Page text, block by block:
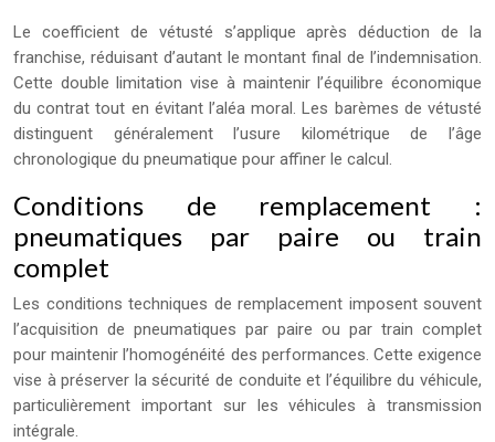
Le coefficient de vétusté s’applique après déduction de la
franchise, réduisant d’autant le montant final de l’indemnisation.
Cette double limitation vise à maintenir l’équilibre économique
du contrat tout en évitant l’aléa moral. Les barèmes de vétusté
distinguent généralement l’usure kilométrique de l’âge
chronologique du pneumatique pour affiner le calcul.
Conditions de remplacement :
pneumatiques par paire ou train
complet
Les conditions techniques de remplacement imposent souvent
l’acquisition de pneumatiques par paire ou par train complet
pour maintenir l’homogénéité des performances. Cette exigence
vise à préserver la sécurité de conduite et l’équilibre du véhicule,
particulièrement important sur les véhicules à transmission
intégrale.